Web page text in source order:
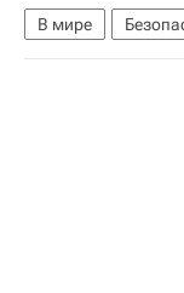
В мире
Владимир Путин